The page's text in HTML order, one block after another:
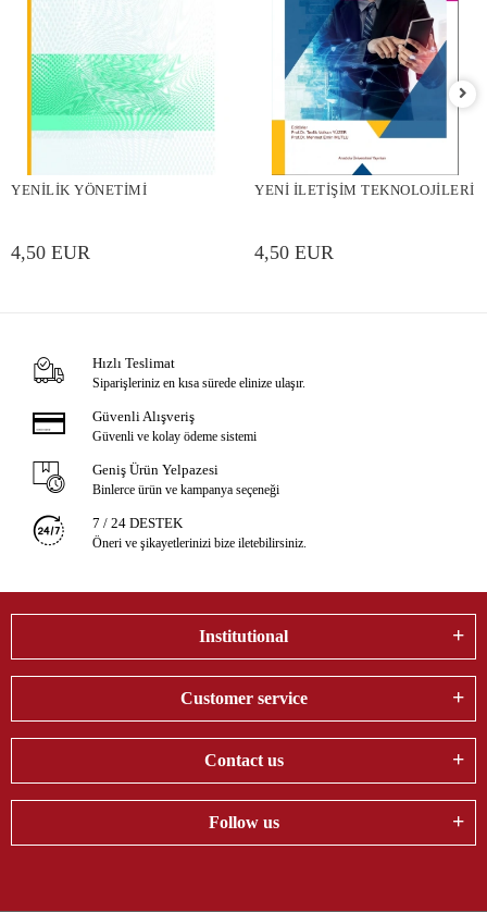
YENİLİK YÖNETİMİ
4,50 EUR
YENİ İLETİŞİM TEKNOLOJİLERİ
4,50 EUR
Hızlı Teslimat
Siparişleriniz en kısa sürede elinize ulaşır.
Güvenli Alışveriş
Güvenli ve kolay ödeme sistemi
Geniş Ürün Yelpazesi
Binlerce ürün ve kampanya seçeneği
7 / 24 DESTEK
Öneri ve şikayetlerinizi bize iletebilirsiniz.
Institutional
Customer service
Contact us
Follow us